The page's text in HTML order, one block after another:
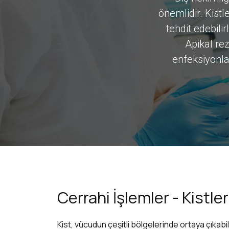
önemlidir.
tehdit
Apikal
önemlidir.
tehdit
Apikal
Cerrahi İşlemler - Kistler
Kist, vücudun çeşitli bölgelerinde ortaya